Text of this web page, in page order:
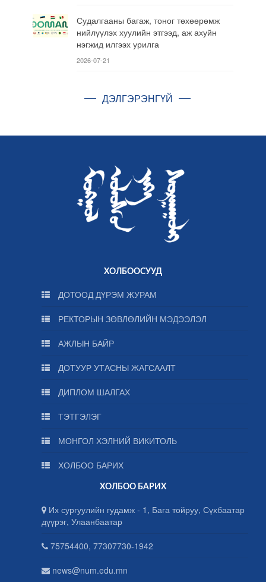
Судалгааны багаж, тоног төхөөрөмж
нийлүүлэх хуулийн этгээд, аж ахуйн
нэгжид илгээх урилга
2026-07-21
ДЭЛГЭРЭНГҮЙ
ХОЛБООСУУД
ДОТООД ДҮРЭМ ЖУРАМ
РЕКТОРЫН ЗӨВЛӨЛИЙН МЭДЭЭЛЭЛ
АЖЛЫН БАЙР
ДОТУУР УТАСНЫ ЖАГСААЛТ
ДИПЛОМ ШАЛГАХ
ТЭТГЭЛЭГ
МОНГОЛ ХЭЛНИЙ ВИКИТОЛЬ
ХОЛБОО БАРИХ
ХОЛБОО БАРИХ
Их сургуулийн гудамж - 1, Бага тойруу, Сүхбаатар
дүүрэг, Улаанбаатар
75754400, 77307730-1942
news@num.edu.mn